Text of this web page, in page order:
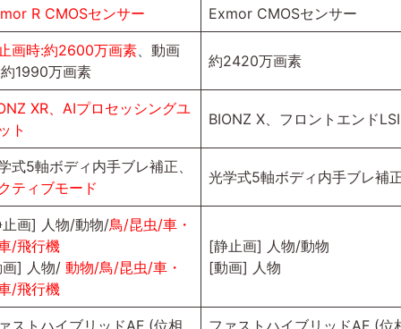
R CMOSセンサー Exmor CMOSセンサー
画時:約2600万画素、動画
1990万画素
約2420万画素
XR、AIプロセッシングユ
ト
BIONZ X、フロントエンドLSI
式5軸ボディ内手ブレ補正、
ティブモード
光学式5軸ボディ内手ブレ補
画] 人物/動物/鳥/昆虫/車・
/飛行機
] 人物/ 動物/鳥/昆虫/車・
/飛行機
[静止画] 人物/動物
[動画] 人物